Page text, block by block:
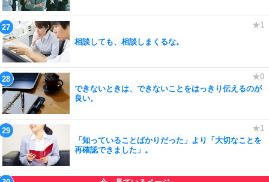
相談しても、相談しまくるな。
できないときは、できないことをはっきり伝えるのが
良い。
「知っていることばかりだった」より「大切なことを
再確認できました」。